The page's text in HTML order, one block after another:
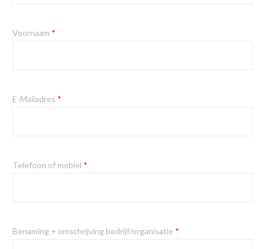
Voornaam *
E-Mailadres *
Telefoon of mobiel *
Benaming + omschrijving bedrijf/organisatie *